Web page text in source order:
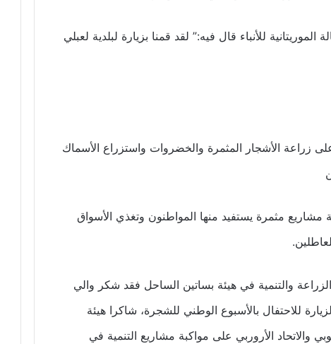
للأنباء قال فيه:” لقد قمنا بزيارة لبلدية لعبلي
زراعة الأشجار المثمرة والخضروات واستزراع الأسماك
مشاريع مثمرة يستفيد منها المواطنون وتغذي الأسواق
والتنمية في هيئة بساتين الساحل فقد شكر والي
للاحتفال بالأسبوع الوطني للشجرة، شاكرا هيئة
الأروربي على مواكبة مشاريع التنمية في